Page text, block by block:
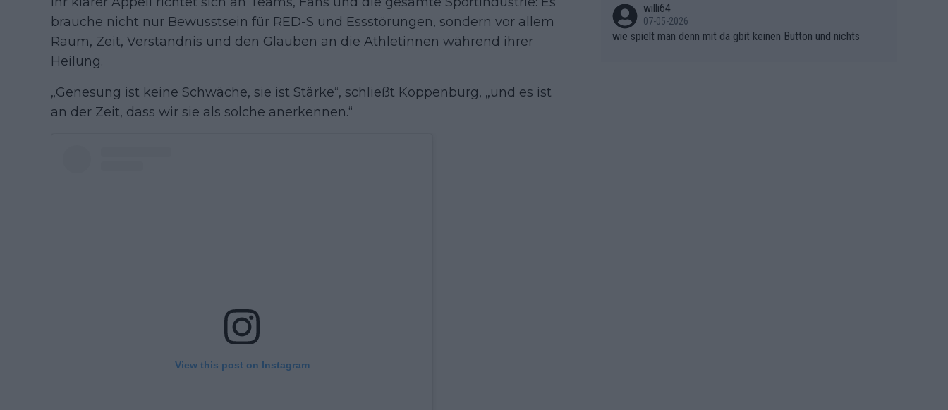
brauche nicht nur Bewusstsein für RED-S und Essstörungen, sondern vor allem
Raum, Zeit, Verständnis und den Glauben an die Athletinnen während ihrer
Heilung.
„Genesung ist keine Schwäche, sie ist Stärke“, schließt Koppenburg, „und es ist
an der Zeit, dass wir sie als solche anerkennen.“
View this post on Instagram
hen. (gregmann)
willi64
07-05-2026
wie spielt man denn mit da gbit keinen Button und nichts